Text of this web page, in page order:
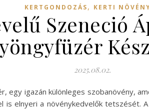
KERTGONDOZÁS, KERTI
Szeneció
2025.08.02.
egy igazán különleges szobanövény,
elnyeri a növénykedvelők tetszését.